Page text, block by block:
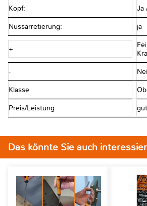
Kopf: Ja
Nussarretierung: ja
+
-
Klasse
Preis/Leistung
Das könnte Sie auch